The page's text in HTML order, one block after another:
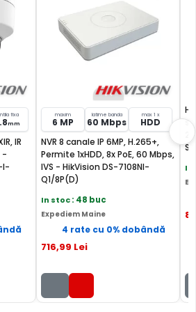
/ IR Cut Fillter)
2CD1041G0-I(2.8MM) are un filtru IR
ce filtreaza lumina in infrarosu
a evita anumitele defecte de
pe timpul noptii acesta este retras
in infrarosu sa treaca,
camerei in modul alb/negru.
fixa
mm
IR
-
I-
maxim
6 MP
latime banda
60 Mbps
max 1 x
HDD
NVR 8 canale IP 6MP, H.265+,
Permite 1xHDD, 8x PoE, 60 Mbps,
IVS - HikVision DS-7108NI-
Q1/8P(D)
In stoc: 48 buc
Expediem Maine
4 rate cu 0% dobândă
716,99 Lei
In